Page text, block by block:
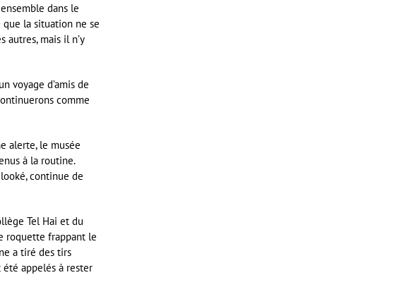
dans le
la situation ne se
mais il n’y
voyage d’amis de
comme
alerte, le musée
à la routine.
continue de
Tel Hai et du
roquette frappant le
a tiré des tirs
été appelés à rester